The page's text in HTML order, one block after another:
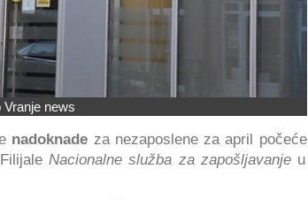
Vranje news
nadoknade za nezaposlene za april počeće
FilijaleNacionalne služba za zapošljavanjeu